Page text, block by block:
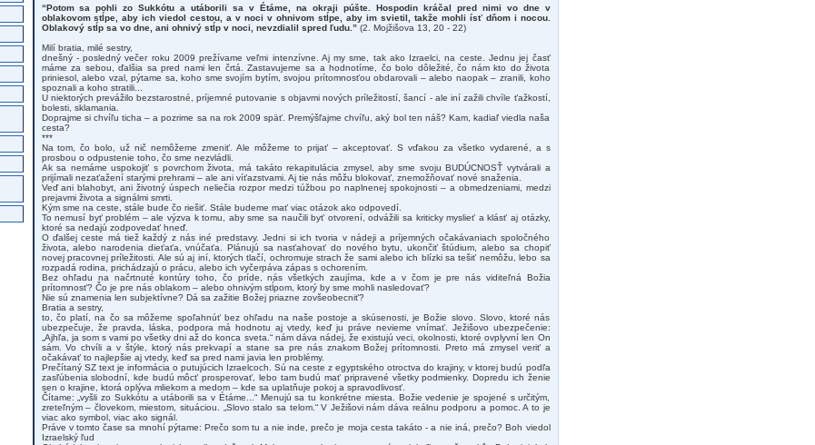
“Potom sa pohli zo Sukkótu a utáborili sa v Étáme, na okraji púšte. Hospodin kráčal pred nimi vo dne v
oblakovom stĺpe, aby ich viedol cestou, a v noci v ohnivom stĺpe, aby im svietil, takže mohli ísť dňom i nocou.
Oblakový stĺp sa vo dne, ani ohnivý stĺp v noci, nevzdialil spred ľudu.”(2. Mojžišova 13, 20 - 22)
Milí bratia, milé sestry,
dnešný - posledný večer roku 2009 prežívame veľmi intenzívne. Aj my sme, tak ako Izraelci, na ceste. Jednu jej časť
máme za sebou, ďalšia sa pred nami len črtá. Zastavujeme sa a hodnotíme, čo bolo dôležité, čo nám kto do života
priniesol, alebo vzal, pýtame sa, koho sme svojím bytím, svojou prítomnosťou obdarovali – alebo naopak – zranili, koho
spoznali a koho stratili...
U niektorých prevážilo bezstarostné, príjemné putovanie s objavmi nových príležitostí, šancí - ale iní zažili chvíle ťažkostí,
bolesti, sklamania.
Doprajme si chvíľu ticha – a pozrime sa na rok 2009 späť. Premýšľajme chvíľu, aký bol ten náš? Kam, kadiaľ viedla naša
cesta?
***
Na tom, čo bolo, už nič nemôžeme zmeniť. Ale môžeme to prijať – akceptovať. S vďakou za všetko vydarené, a s
prosbou o odpustenie toho, čo sme nezvládli.
Ak sa nemáme uspokojiť s povrchom života, má takáto rekapitulácia zmysel, aby sme svoju BUDÚCNOSŤ vytvárali a
prijímali nezaťažení starými prehrami – ale ani víťazstvami. Aj tie nás môžu blokovať, znemožňovať nové snaženia.
Veď ani blahobyt, ani životný úspech neliečia rozpor medzi túžbou po naplnenej spokojnosti – a obmedzeniami, medzi
prejavmi života a signálmi smrti.
Kým sme na ceste, stále bude čo riešiť. Stále budeme mať viac otázok ako odpovedí.
To nemusí byť problém – ale výzva k tomu, aby sme sa naučili byť otvorení, odvážili sa kriticky myslieť a klásť aj otázky,
ktoré sa nedajú zodpovedať hneď.
O ďalšej ceste má tiež každý z nás iné predstavy. Jedni si ich tvoria v nádeji a príjemných očakávaniach spoločného
života, alebo narodenia dieťaťa, vnúčaťa. Plánujú sa nasťahovať do nového bytu, ukončiť štúdium, alebo sa chopiť
novej pracovnej príležitosti. Ale sú aj iní, ktorých tlačí, ochromuje strach že sami alebo ich blízki sa tešiť nemôžu, lebo sa
rozpadá rodina, prichádzajú o prácu, alebo ich vyčerpáva zápas s ochorením.
Bez ohľadu na načrtnuté kontúry toho, čo príde, nás všetkých zaujíma, kde a v čom je pre nás viditeľná Božia
prítomnosť? Čo je pre nás oblakom – alebo ohnivým stĺpom, ktorý by sme mohli nasledovať?
Nie sú znamenia len subjektívne? Dá sa zažitie Božej priazne zovšeobecniť?
Bratia a sestry,
to, čo platí, na čo sa môžeme spoľahnúť bez ohľadu na naše postoje a skúsenosti, je Božie slovo. Slovo, ktoré nás
ubezpečuje, že pravda, láska, podpora má hodnotu aj vtedy, keď ju práve nevieme vnímať. Ježišovo ubezpečenie:
„Ajhľa, ja som s vami po všetky dni až do konca sveta.“ nám dáva nádej, že existujú veci, okolnosti, ktoré ovplyvní len On
sám. Vo chvíli a v štýle, ktorý nás prekvapí a stane sa pre nás znakom Božej prítomnosti. Preto má zmysel veriť a
očakávať to najlepšie aj vtedy, keď sa pred nami javia len problémy.
Prečítaný SZ text je informácia o putujúcich Izraelcoch. Sú na ceste z egyptského otroctva do krajiny, v ktorej budú podľa
zasľúbenia slobodní, kde budú môcť prosperovať, lebo tam budú mať pripravené všetky podmienky. Dopredu ich ženie
sen o krajine, ktorá oplýva mliekom a medom – kde sa uplatňuje pokoj a spravodlivosť.
Čítame: „vyšli zo Sukkótu a utáborili sa v Étáme...“ Menujú sa tu konkrétne miesta. Božie vedenie je spojené s určitým,
zreteľným – človekom, miestom, situáciou. „Slovo stalo sa telom.“ V Ježišovi nám dáva reálnu podporu a pomoc. A to je
viac ako symbol, viac ako signál.
Práve v tomto čase sa mnohí pýtame: Prečo som tu a nie inde, prečo je moja cesta takáto - a nie iná, prečo? Boh viedol
Izraelský ľud